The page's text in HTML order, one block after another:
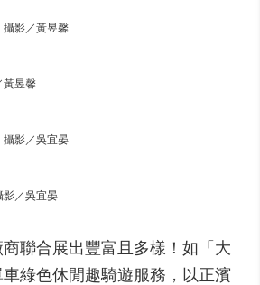
攝影／黃昱馨
黃昱馨
攝影／吳宜晏
影／吳宜晏
聯合展出豐富且多樣！如「大
綠色休閒趣騎遊服務，以正濱